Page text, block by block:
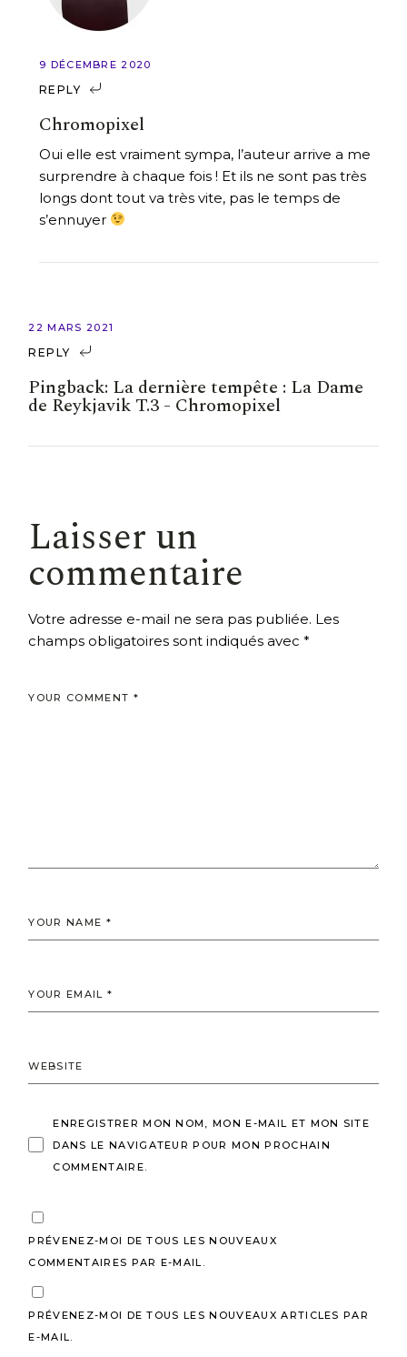
9 DÉCEMBRE 2020
REPLY
Chromopixel
Oui elle est vraiment sympa, l’auteur arrive a me
surprendre à chaque fois ! Et ils ne sont pas très
longs dont tout va très vite, pas le temps de
s’ennuyer
22 MARS 2021
REPLY
Pingback: La dernière tempête : La Dame
de Reykjavik T.3 - Chromopixel
Laisser un
commentaire
Votre adresse e-mail ne sera pas publiée. Les
champs obligatoires sont indiqués avec*
ENREGISTRER MON NOM, MON E-MAIL ET MON SITE
DANS LE NAVIGATEUR POUR MON PROCHAIN
COMMENTAIRE.
PRÉVENEZ-MOI DE TOUS LES NOUVEAUX
COMMENTAIRES PAR E-MAIL.
PRÉVENEZ-MOI DE TOUS LES NOUVEAUX ARTICLES PAR
E-MAIL.